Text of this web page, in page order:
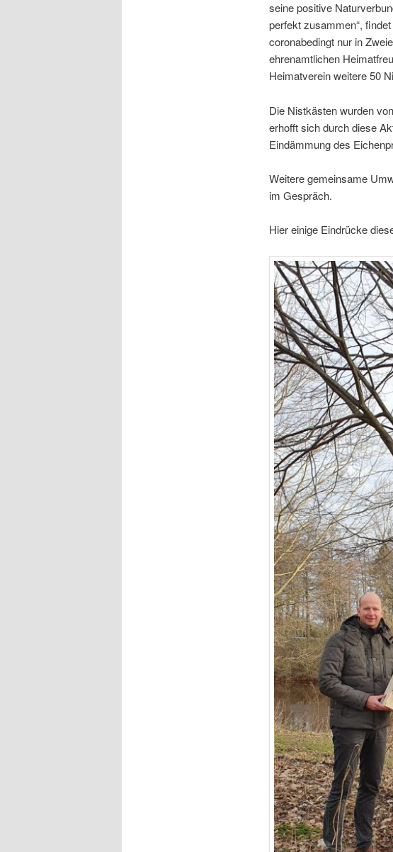
seine positive
perfekt zusammen“,
coronabedingt nur in
ehrenamtlichen
Heimatverein weitere 50
Die Nistkästen wurden
erhofft sich durch diese
Eindämmung des
Weitere gemeinsame
im Gespräch.
Hier einige Eindrücke